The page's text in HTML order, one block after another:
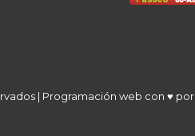
| Programación web con ♥ por